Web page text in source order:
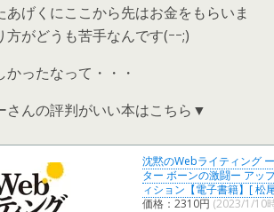
あげくにここから先はお金をもらいま
がどうも苦手なんです(ｰｰ;)
ったなって・・・
さんの評判がいい本はこちら▼
沈黙のWebライティング
ター ボーンの激闘ー アッ
ィション【電子書籍】[ 松
価格：2310円 (2023/1/10